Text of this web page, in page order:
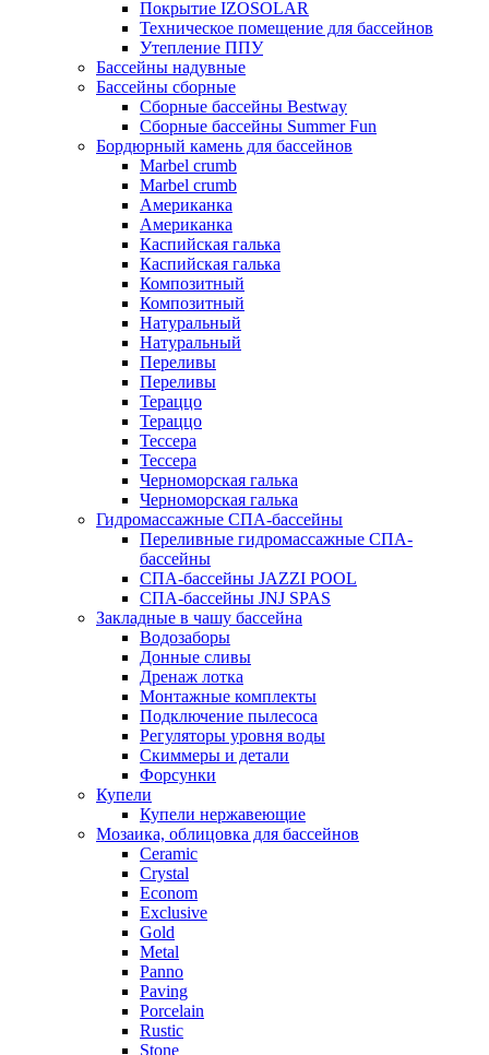
Покрытие IZOSOLAR
Техническое помещение для бассейнов
Утепление ППУ
Бассейны надувные
Бассейны сборные
Сборные бассейны Bestway
Сборные бассейны Summer Fun
Бордюрный камень для бассейнов
Marbel crumb
Marbel crumb
Американка
Американка
Каспийская галька
Каспийская галька
Композитный
Композитный
Натуральный
Натуральный
Переливы
Переливы
Тераццо
Тераццо
Тессера
Тессера
Черноморская галька
Черноморская галька
Гидромассажные СПА-бассейны
Переливные гидромассажные СПА-
бассейны
СПА-бассейны JAZZI POOL
СПА-бассейны JNJ SPAS
Закладные в чашу бассейна
Водозаборы
Донные сливы
Дренаж лотка
Монтажные комплекты
Подключение пылесоса
Регуляторы уровня воды
Скиммеры и детали
Форсунки
Купели
Купели нержавеющие
Мозаика, облицовка для бассейнов
Ceramic
Crystal
Econom
Exclusive
Gold
Metal
Panno
Paving
Porcelain
Rustic
Stone